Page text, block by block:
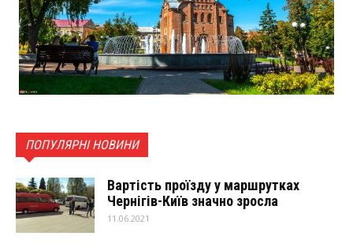
ПОПУЛЯРНІ НОВИНИ
Вартість проїзду у маршрутках
Чернігів-Київ значно зросла
11.06.2021